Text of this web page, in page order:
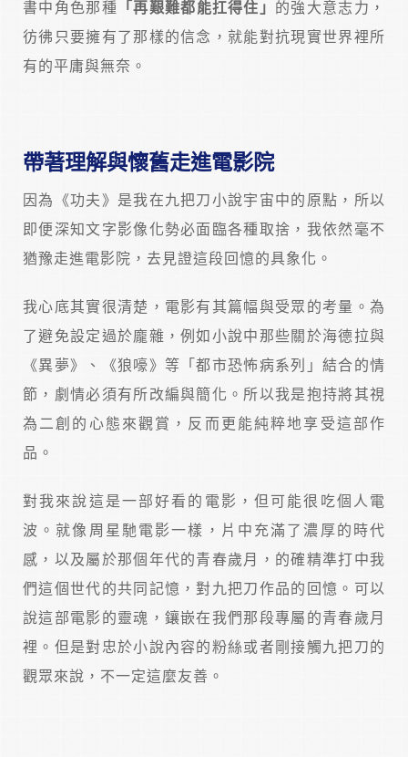
書中角色那種
「再艱難都能扛得住」 的強大意志力，
彷彿只要擁有了那樣的信念，就能對抗現實世界裡所
有的平庸與無奈。
帶著理解與懷舊走進電影院
因為《功夫》是我在九把刀小說宇宙中的原點，所以
即便深知文字影像化勢必面臨各種取捨，我依然毫不
猶豫走進電影院，去見證這段回憶的具象化。
我心底其實很清楚，電影有其篇幅與受眾的考量。為
了避免設定過於龐雜，例如小說中那些關於海德拉與
《異夢》、《狼嚎》等「都市恐怖病系列」結合的情
節，劇情必須有所改編與簡化。所以我是抱持將其視
為二創的心態來觀賞，反而更能純粹地享受這部作
品。
對我來說這是一部好看的電影，但可能很吃個人電
波。就像周星馳電影一樣，片中充滿了濃厚的時代
感，以及屬於那個年代的青春歲月，的確精準打中我
們這個世代的共同記憶，對九把刀作品的回憶。可以
說這部電影的靈魂，鑲嵌在我們那段專屬的青春歲月
裡。但是對忠於小說內容的粉絲或者剛接觸九把刀的
觀眾來說，不一定這麼友善。